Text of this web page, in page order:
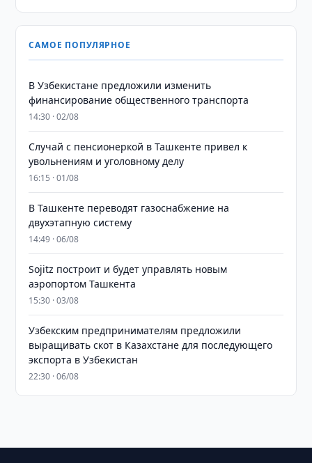
САМОЕ ПОПУЛЯРНОЕ
В Узбекистане предложили изменить
финансирование общественного транспорта
14:30 · 02/08
Случай с пенсионеркой в Ташкенте привел к
увольнениям и уголовному делу
16:15 · 01/08
В Ташкенте переводят газоснабжение на
двухэтапную систему
14:49 · 06/08
Sojitz построит и будет управлять новым
аэропортом Ташкента
15:30 · 03/08
Узбекским предпринимателям предложили
выращивать скот в Казахстане для последующего
экспорта в Узбекистан
22:30 · 06/08